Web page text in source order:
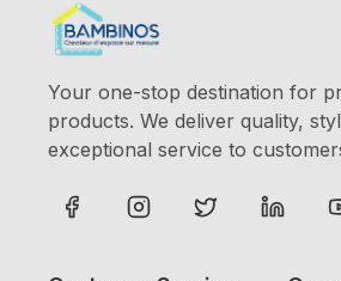
Your one-stop destination for
products. We deliver quality,
exceptional service to